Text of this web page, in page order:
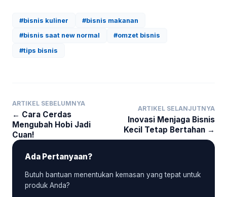
#bisnis kuliner
#bisnis makanan
#bisnis saat new normal
#omzet bisnis
#tips bisnis
ARTIKEL SEBELUMNYA
← Cara Cerdas
Mengubah Hobi Jadi
Cuan!
ARTIKEL SELANJUTNYA
Inovasi Menjaga Bisnis
Kecil Tetap Bertahan →
Ada Pertanyaan?
Butuh bantuan menentukan kemasan yang tepat untuk
produk Anda?